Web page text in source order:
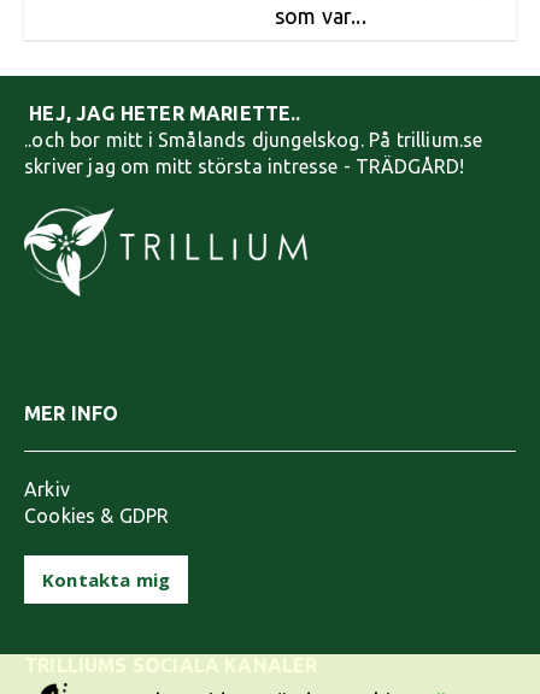
som var...
HEJ, JAG HETER MARIETTE..
..och bor mitt i Smålands djungelskog. På trillium.se
skriver jag om mitt största intresse - TRÄDGÅRD!
MER INFO
Arkiv
Cookies & GDPR
Kontakta mig